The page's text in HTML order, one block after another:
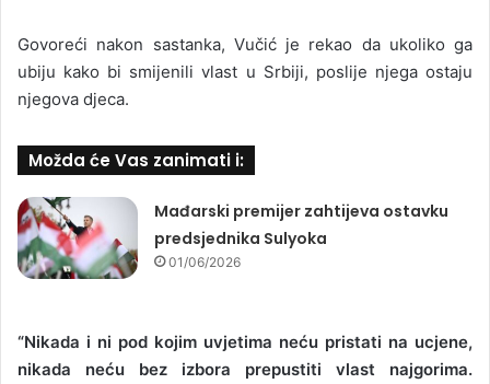
Govoreći nakon sastanka, Vučić je rekao da ukoliko ga
ubiju kako bi smijenili vlast u Srbiji, poslije njega ostaju
njegova djeca.
Možda će Vas zanimati i:
Mađarski premijer zahtijeva ostavku
predsjednika Sulyoka
01/06/2026
“Nikada i ni pod kojim uvjetima neću pristati na ucjene,
nikada neću bez izbora prepustiti vlast najgorima.